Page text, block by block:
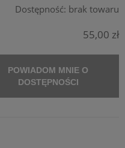
Dostępność: brak towaru
55,00 zł
POWIADOM MNIE O
DOSTĘPNOŚCI